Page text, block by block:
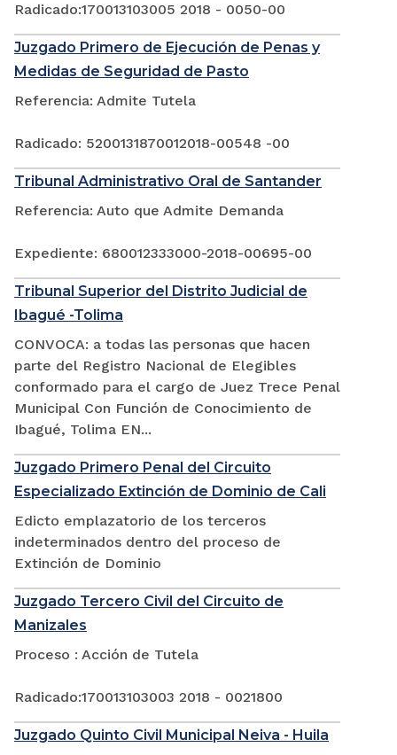
Radicado:170013103005 2018 - 0050-00
Juzgado Primero de Ejecución de Penas y
Medidas de Seguridad de Pasto
Referencia: Admite Tutela
Radicado: 5200131870012018-00548 -00
Tribunal Administrativo Oral de Santander
Referencia: Auto que Admite Demanda
Expediente: 680012333000-2018-00695-00
Tribunal Superior del Distrito Judicial de
Ibagué -Tolima
CONVOCA: a todas las personas que hacen
parte del Registro Nacional de Elegibles
conformado para el cargo de Juez Trece Penal
Municipal Con Función de Conocimiento de
Ibagué, Tolima EN...
Juzgado Primero Penal del Circuito
Especializado Extinción de Dominio de Cali
Edicto emplazatorio de los terceros
indeterminados dentro del proceso de
Extinción de Dominio
Juzgado Tercero Civil del Circuito de
Manizales
Proceso : Acción de Tutela
Radicado:170013103003 2018 - 0021800
Juzgado Quinto Civil Municipal Neiva - Huila